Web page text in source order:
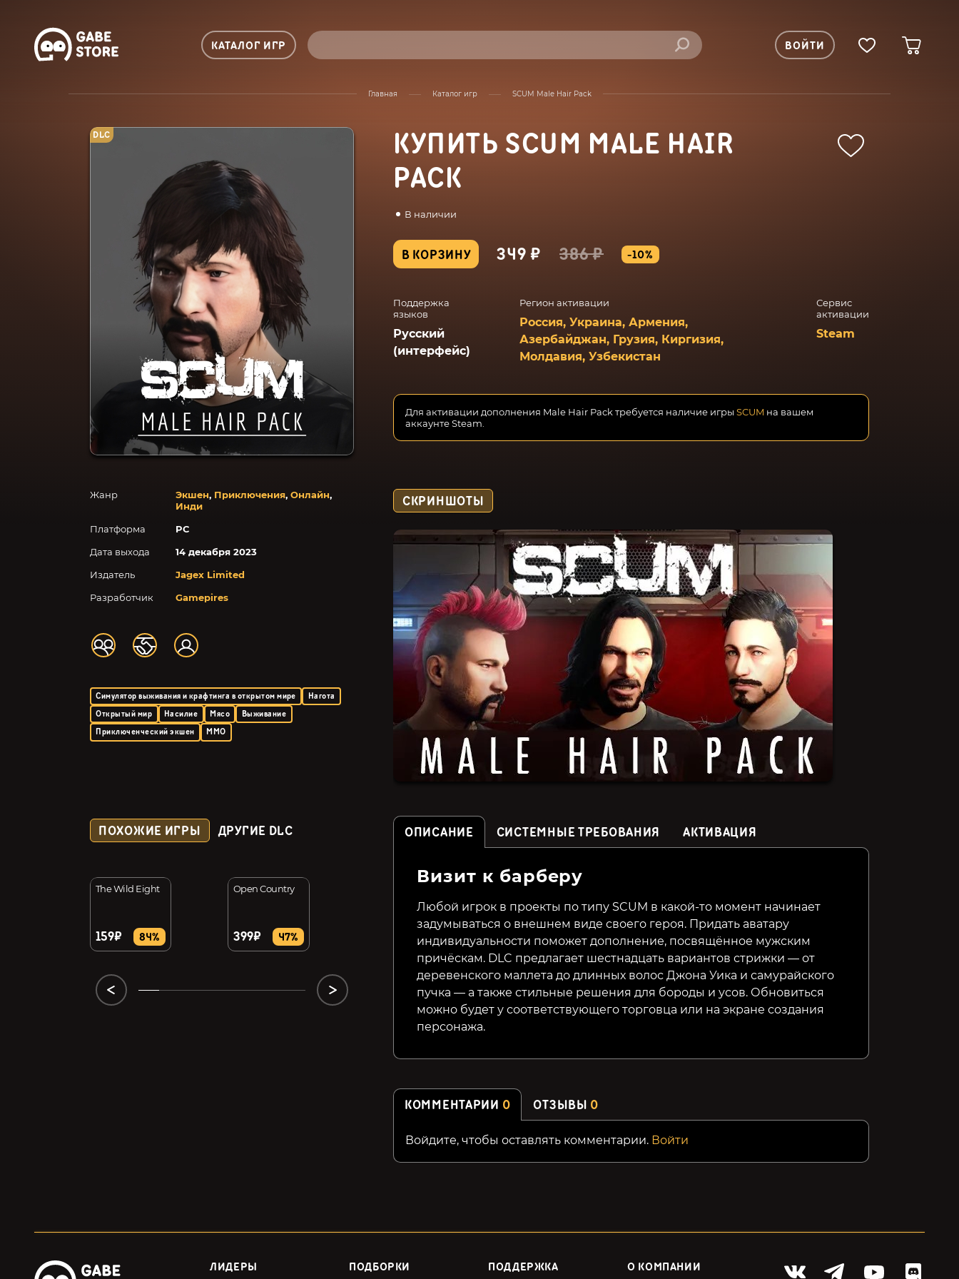
КАТАЛОГ ИГР ВОЙТИ
Главная Каталог игр SCUM Male Hair Pack
DLC
КУПИТЬ SCUM MALE HAIR
PACK
В наличии
В КОРЗИНУ 349 ₽ 386 ₽ -10%
Поддержка
языков
Русский
(интерфейс)
Регион активации
Россия, Украина, Армения,
Азербайджан, Грузия, Киргизия,
Молдавия, Узбекистан
Сервис
активации
Steam
Для активации дополнения Male Hair Pack требуется наличие игры SCUM на вашем
аккаунте Steam.
Жанр Экшен, Приключения, Онлайн,
Инди
Платформа
PC
Дата выхода
14 декабря 2023
Издатель
Jagex Limited
Разработчик
Gamepires
Симулятор выживания и крафтинга в открытом мире
Нагота
Открытый мир
Насилие Мясо
Выживание
Приключенческий экшен
MMO
СКРИНШОТЫ
ПОХОЖИЕ ИГРЫ ДРУГИЕ DLC
The Wild Eight
159₽ 84%
Open Country
399₽ 47%
Core Keeper
399₽ 44% 259₽ 74% 69₽
ОПИСАНИЕ СИСТЕМНЫЕ ТРЕБОВАНИЯ АКТИВАЦИЯ
Визит к барберу
Любой игрок в проекты по типу SCUM в какой-то момент начинает
задумываться о внешнем виде своего героя. Придать аватару
индивидуальности поможет дополнение, посвящённое мужским
причёскам. DLC предлагает шестнадцать вариантов стрижки — от
деревенского маллета до длинных волос Джона Уика и самурайского
пучка — а также стильные решения для бороды и усов. Обновиться
можно будет у соответствующего торговца или на экране создания
персонажа.
КОММЕНТАРИИ 0 ОТЗЫВЫ 0
Войдите, чтобы оставлять комментарии. Войти
ЛИДЕРЫ ПОДБОРКИ ПОДДЕРЖКА О КОМПАНИИ